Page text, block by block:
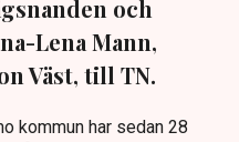
och
Lena Mann,
Väst, till TN.
kommun har sedan 28